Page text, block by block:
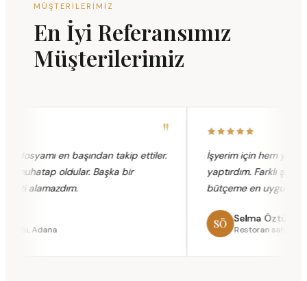
MÜŞTERILERIMIZ
En İyi Referansımız
Müşterilerimiz
dosyamı en başından takip ettiler.
muhatap oldular. Başka bir
alamazdım.
Adana
İşyerim için hem yangın
yaptırdım. Farklı
bütçeme en uygun
SÖ Selma Öztürk
Restoran sahibi,